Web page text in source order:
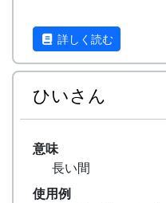
詳しく読む
ひいさん
意味
長い間
使用例